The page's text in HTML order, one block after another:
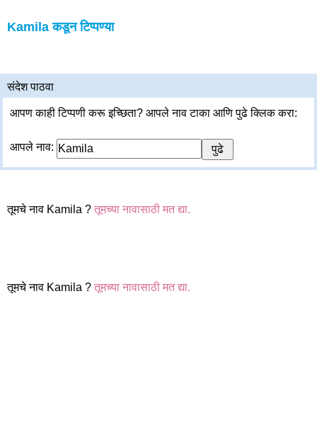
Kamila कडून टिप्पण्या
संदेश पाठवा
आपण काही टिप्पणी करू इच्छिता? आपले नाव टाका आणि पुढे क्लिक करा:
आपले नाव:
तूमचे नाव Kamila ? तूमच्या नावासाठी मत द्या.
तूमचे नाव Kamila ? तूमच्या नावासाठी मत द्या.